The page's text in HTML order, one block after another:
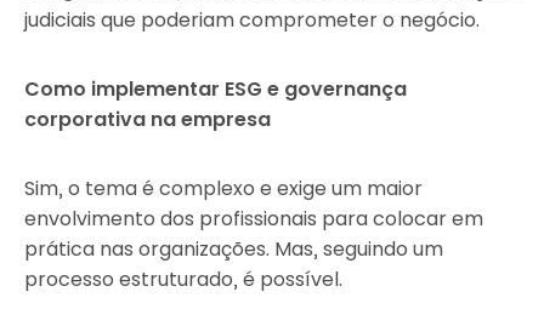
judiciais que poderiam comprometer o negócio.
Como implementar ESG e governança
corporativa na empresa
Sim, o tema é complexo e exige um maior
envolvimento dos profissionais para colocar em
prática nas organizações. Mas, seguindo um
processo estruturado, é possível.